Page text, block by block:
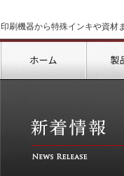
印刷機器から特殊インキや資材
トップ